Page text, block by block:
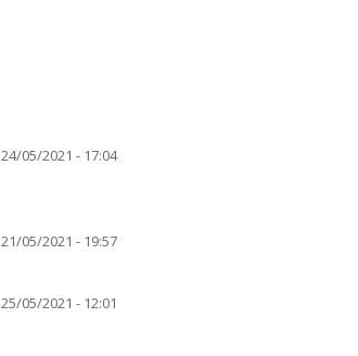
24/05/2021 - 17:04
21/05/2021 - 19:57
25/05/2021 - 12:01